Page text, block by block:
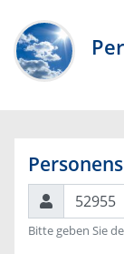
Suchen
Bitte geben Sie